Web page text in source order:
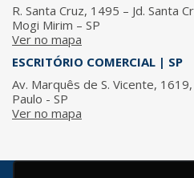
R. Santa Cruz, 1495 – Jd. Santa
Mogi Mirim – SP
Ver no mapa
ESCRITÓRIO COMERCIAL | SP
Av. Marquês de S. Vicente,
Paulo - SP
Ver no mapa